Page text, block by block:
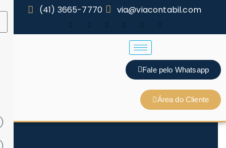
(41) 3665-7770 via@viacontabil.com
Fale pelo Whatsapp
Área do Cliente